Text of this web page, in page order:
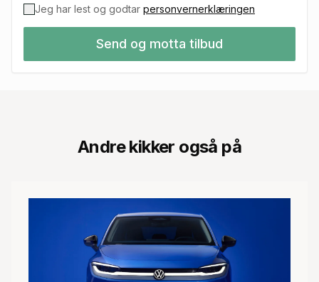
Jeg har lest og godtar personvernerklæringen
Send og motta tilbud
Andre kikker også på